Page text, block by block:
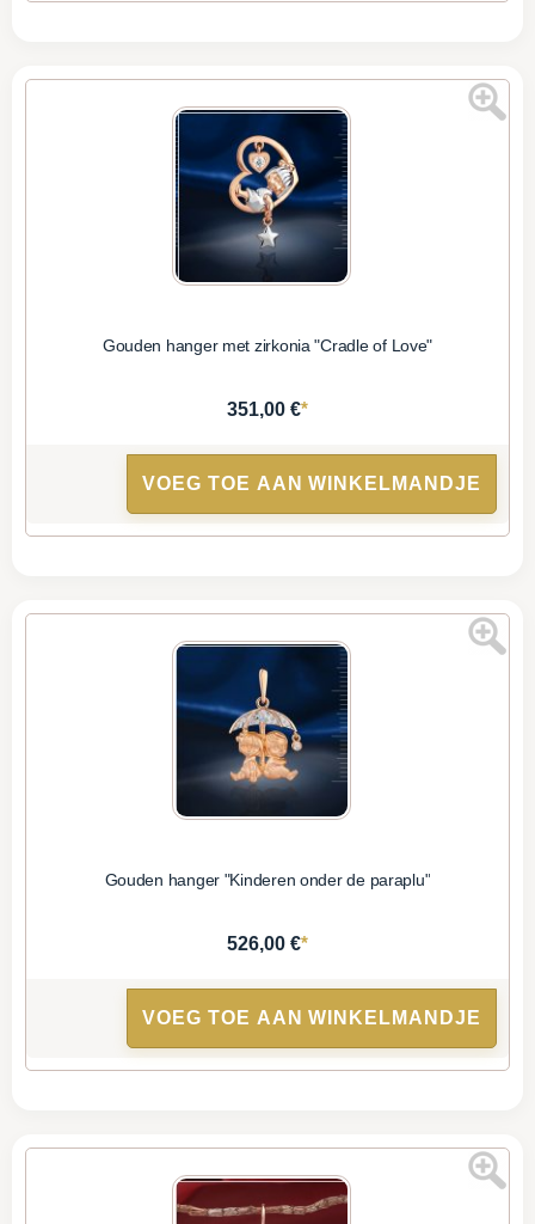
Gouden hanger met zirkonia "Cradle of Love"
351,00 €*
VOEG TOE AAN WINKELMANDJE
Gouden hanger "Kinderen onder de paraplu"
526,00 €*
VOEG TOE AAN WINKELMANDJE